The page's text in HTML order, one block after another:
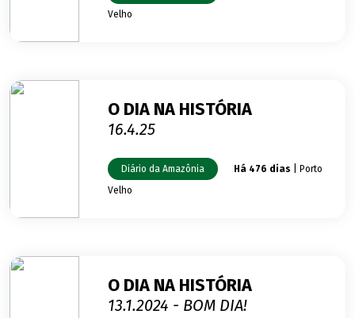
Velho
O DIA NA HISTÓRIA
16.4.25
Diário da Amazônia Há 476 dias | Porto
Velho
O DIA NA HISTÓRIA
13.1.2024 - BOM DIA!